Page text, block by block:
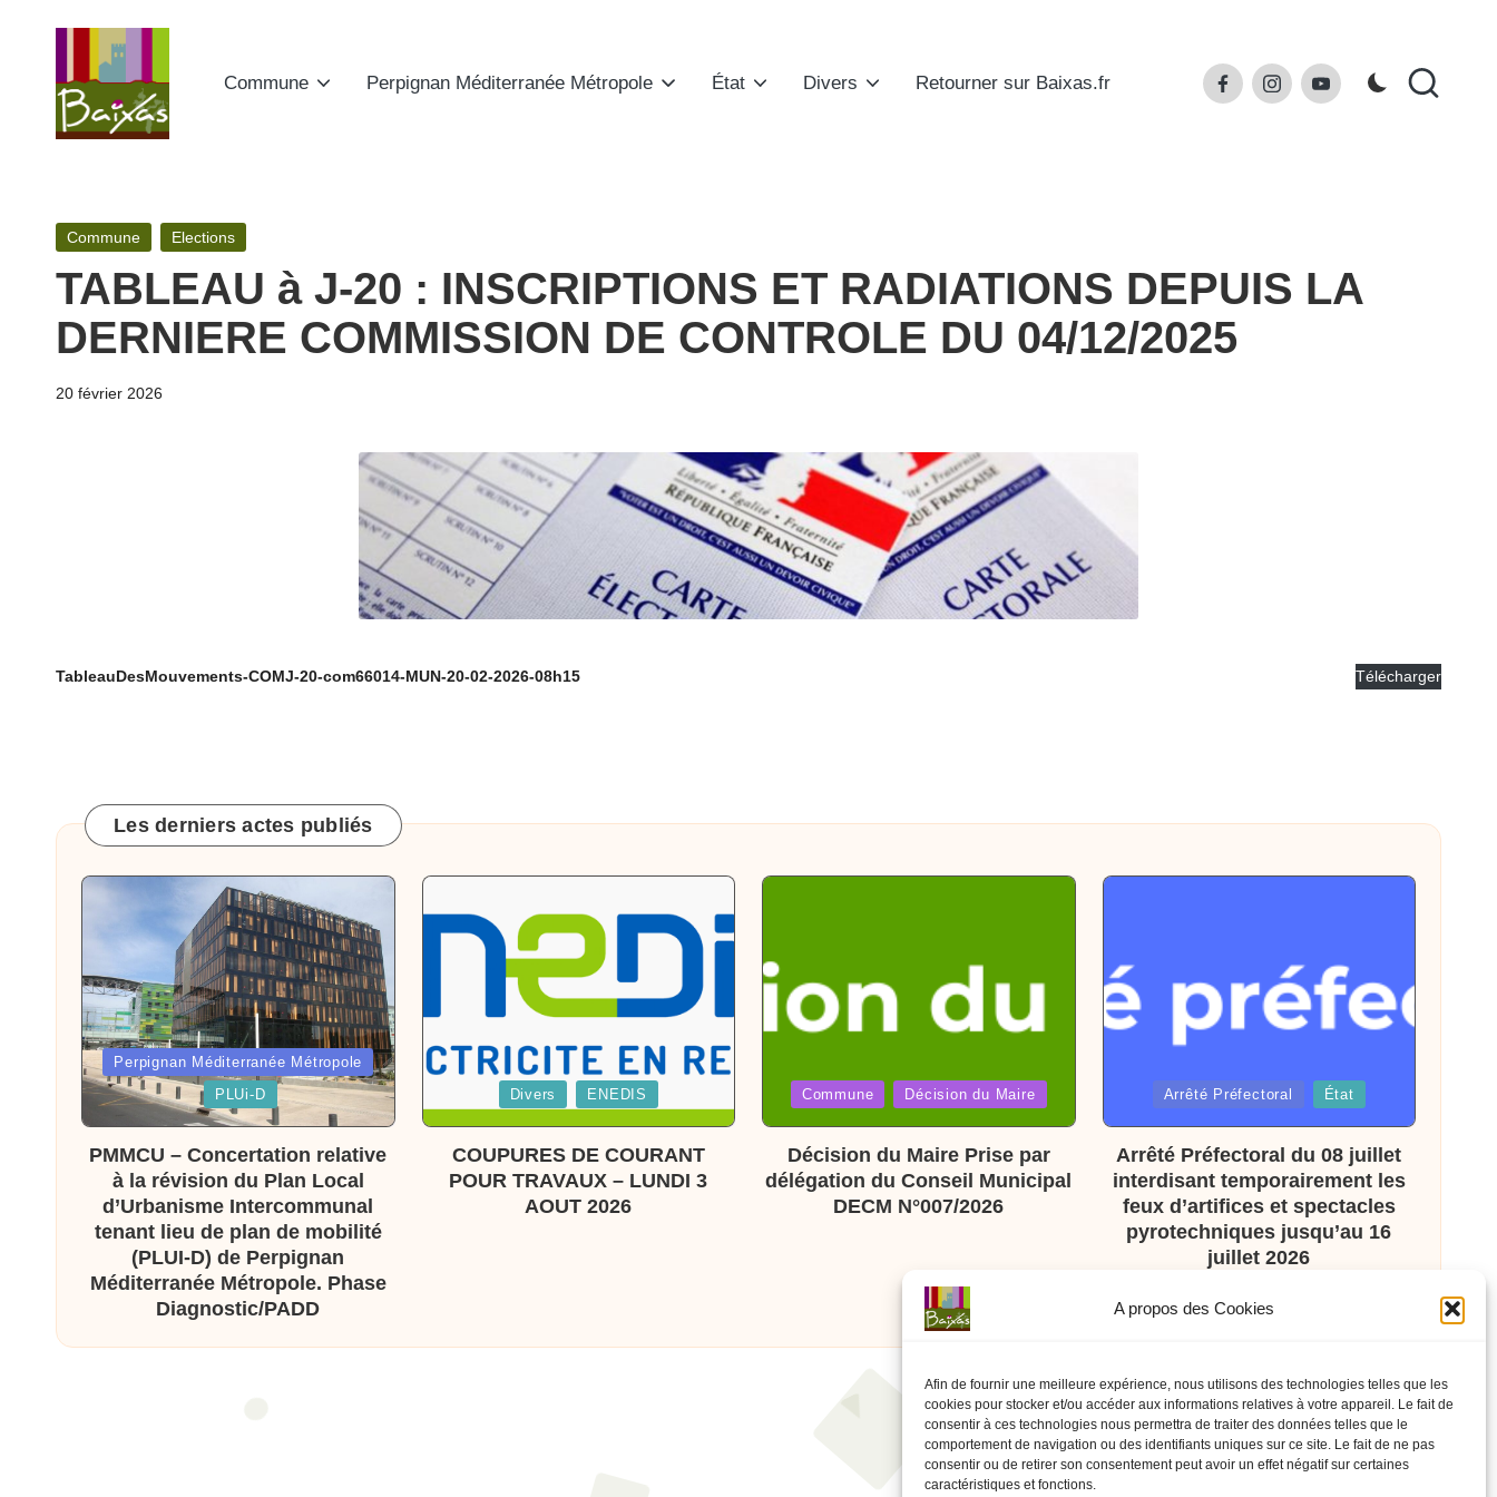
A propos des Cookies
Afin de fournir une meilleure expérience, nous utilisons des technologies telles que les
cookies pour stocker et/ou accéder aux informations relatives à votre appareil. Le fait de
consentir à ces technologies nous permettra de traiter des données telles que le
comportement de navigation ou des identifiants uniques sur ce site. Le fait de ne pas
consentir ou de retirer son consentement peut avoir un effet négatif sur certaines
caractéristiques et fonctions.
ct
e
s
d
e
d
ai
toute
la
publicité
des
actes
de
Commune Perpignan Méditerranée Métropole État Divers Retourner sur Baixas.fr FacebookInstagramYoutube
Posted
Commune Elections
TABLEAU à J-20 : INSCRIPTIONS ET RADIATIONS DEPUIS LA
DERNIERE COMMISSION DE CONTROLE DU 04/12/2025
20 février 2026
TableauDesMouvements-COMJ-20-com66014-MUN-20-02-2026-08h15 Télécharger
Les derniers actes publiés
Posted
in
Perpignan Méditerranée Métropole
PLUi-D
PMMCU – Concertation relative
à la révision du Plan Local
d’Urbanisme Intercommunal
tenant lieu de plan de mobilité
(PLUI-D) de Perpignan
Méditerranée Métropole. Phase
Diagnostic/PADD
Divers ENEDIS
COUPURES DE COURANT
POUR TRAVAUX – LUNDI 3
AOUT 2026
Posted
Commune Décision du Maire
Décision du Maire Prise par
délégation du Conseil Municipal
DECM N°007/2026
PostedArrêté Préfectoral État
Arrêté Préfectoral du 08 juillet
interdisant temporairement les
feux d’artifices et spectacles
pyrotechniques jusqu’au 16
juillet 2026